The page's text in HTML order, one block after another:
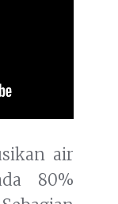
air
80%